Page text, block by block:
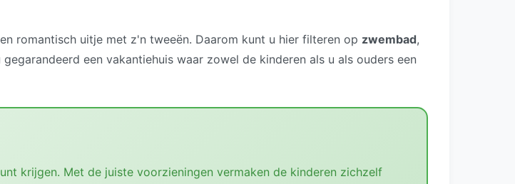
romantisch uitje met z'n tweeën. Daarom kunt u hier filteren op zwembad,
een vakantiehuis waar zowel de kinderen als u als ouders een
krijgen. Met de juiste voorzieningen vermaken de kinderen zichzelf